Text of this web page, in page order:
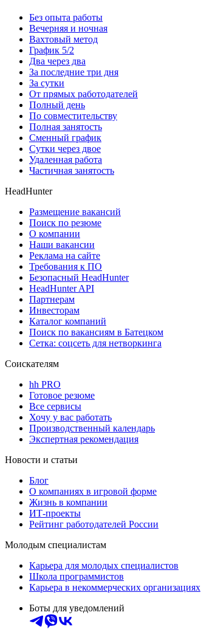
Без опыта работы
Вечерняя и ночная
Вахтовый метод
График 5/2
Два через два
За последние три дня
За сутки
От прямых работодателей
Полный день
По совместительству
Полная занятость
Сменный график
Сутки через двое
Удаленная работа
Частичная занятость
HeadHunter
Размещение вакансий
Поиск по резюме
О компании
Наши вакансии
Реклама на сайте
Требования к ПО
Безопасный HeadHunter
HeadHunter API
Партнерам
Инвесторам
Каталог компаний
Поиск по вакансиям в Батецком
Сетка: соцсеть для нетворкинга
Соискателям
hh PRO
Готовое резюме
Все сервисы
Хочу у вас работать
Производственный календарь
Экспертная рекомендация
Новости и статьи
Блог
О компаниях в игровой форме
Жизнь в компании
ИТ-проекты
Рейтинг работодателей России
Молодым специалистам
Карьера для молодых специалистов
Школа программистов
Карьера в некоммерческих организациях
Боты для уведомлений